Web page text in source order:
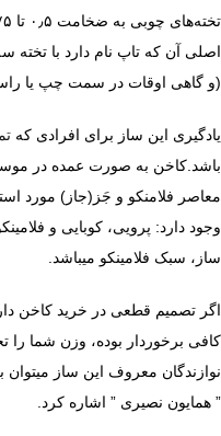
اصلی آن که تاپ نام دارد با
(و گاهی اوقات در سمت چپ یا
یادگیری این ساز برای افرادی که
باشد.کاخن به صورت عمده در
معاصر فلامنکو و جَز(جاز) مورد
وجود دارد: پرویی، کوبایی و
ساز، سبک فلامینکو میباشد.
اگر تصمیم قطعی در خرید کاخن
کافی برخوردار بوده، وزن شما را
نوازندگان معروف این ساز میتوان
” همایون نصیری ” اشاره کرد.